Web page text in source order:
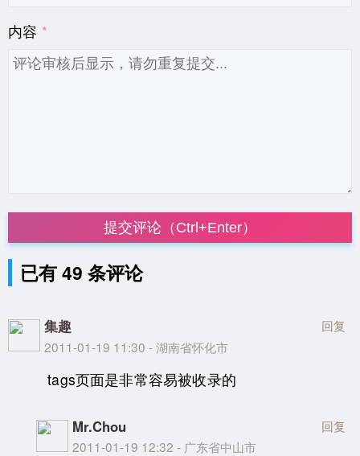
内容
提交评论（Ctrl+Enter）
已有 49 条评论
集趣
2011-01-19 11:30 - 湖南省怀化市
回复
tags页面是非常容易被收录的
Mr.Chou
2011-01-19 12:32 - 广东省中山市
回复